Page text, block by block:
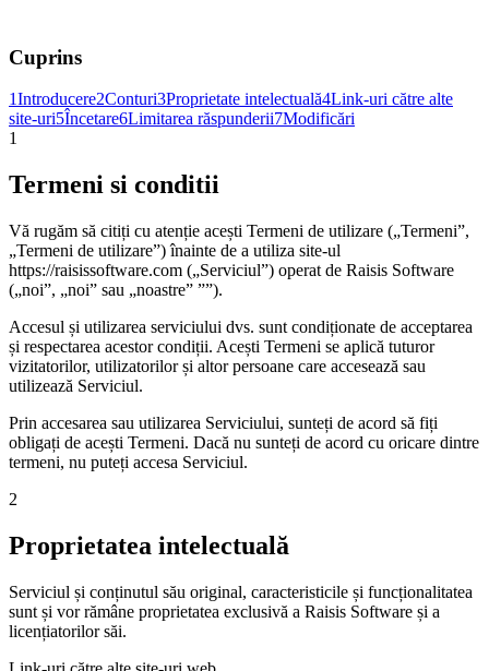
Cuprins
1Introducere2Conturi3Proprietate intelectuală4Link-uri către alte
site-uri5Încetare6Limitarea răspunderii7Modificări
1
Termeni si conditii
Vă rugăm să citiți cu atenție acești Termeni de utilizare („Termeni”,
„Termeni de utilizare”) înainte de a utiliza site-ul
https://raisissoftware.com („Serviciul”) operat de Raisis Software
(„noi”, „noi” sau „noastre” ””).
Accesul și utilizarea serviciului dvs. sunt condiționate de acceptarea
și respectarea acestor condiții. Acești Termeni se aplică tuturor
vizitatorilor, utilizatorilor și altor persoane care accesează sau
utilizează Serviciul.
Prin accesarea sau utilizarea Serviciului, sunteți de acord să fiți
obligați de acești Termeni. Dacă nu sunteți de acord cu oricare dintre
termeni, nu puteți accesa Serviciul.
2
Proprietatea intelectuală
Serviciul și conținutul său original, caracteristicile și funcționalitatea
sunt și vor rămâne proprietatea exclusivă a Raisis Software și a
licențiatorilor săi.